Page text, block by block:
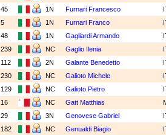
45
1N Furnari Francesco
5
1N Furnari Franco
48
1N Gagliardi Armando
239
NC Gaglio Ilenia
112
2N Galante Benedetto
230
NC Galioto Michele
129
NC Galioto Pietro
16
NC Gatt Matthias
29
3N Genovese Gabriel
182
NC Genualdi Biagio